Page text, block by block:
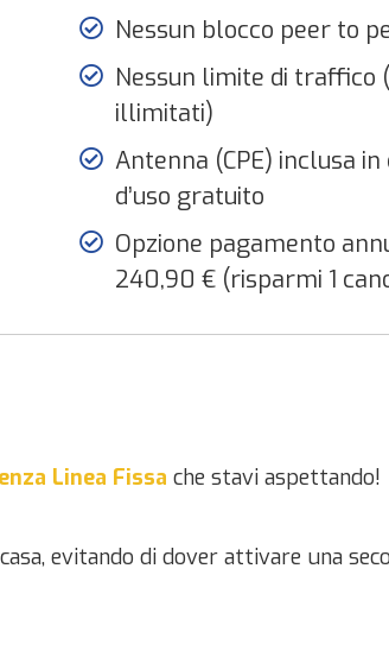
Nessun blocco peer to
Nessun limite di traffico
illimitati)
Antenna (CPE) inclusa
d’uso gratuito
Opzione pagamento
240,90 € (risparmi 1
Linea Fissa che stavi aspettando!
evitando di dover attivare una